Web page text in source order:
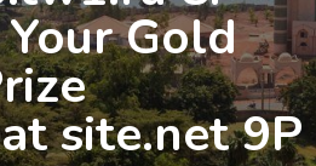
Gold
site.net 9P